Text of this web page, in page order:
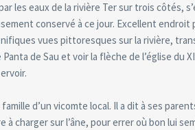
les eaux de la rivière Ter sur trois côtés,
conservé à ce jour. Excellent endroit
vues pittoresques sur la rivière,
de Sau et voir la flèche de l’église du
d’un vicomte local. Il a dit à ses
charger sur l’âne, pour errer où bon lui